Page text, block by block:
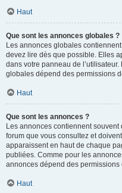
Haut
Que sont les annonces globales ?
Les annonces globales
devez lire dès que possible. Elles
dans votre panneau de
globales dépend des permissions
Haut
Que sont les annonces ?
Les annonces contiennent
forum que vous consultez et
apparaissent en haut de chaque
publiées. Comme pour les
annonces dépend des permissions
Haut